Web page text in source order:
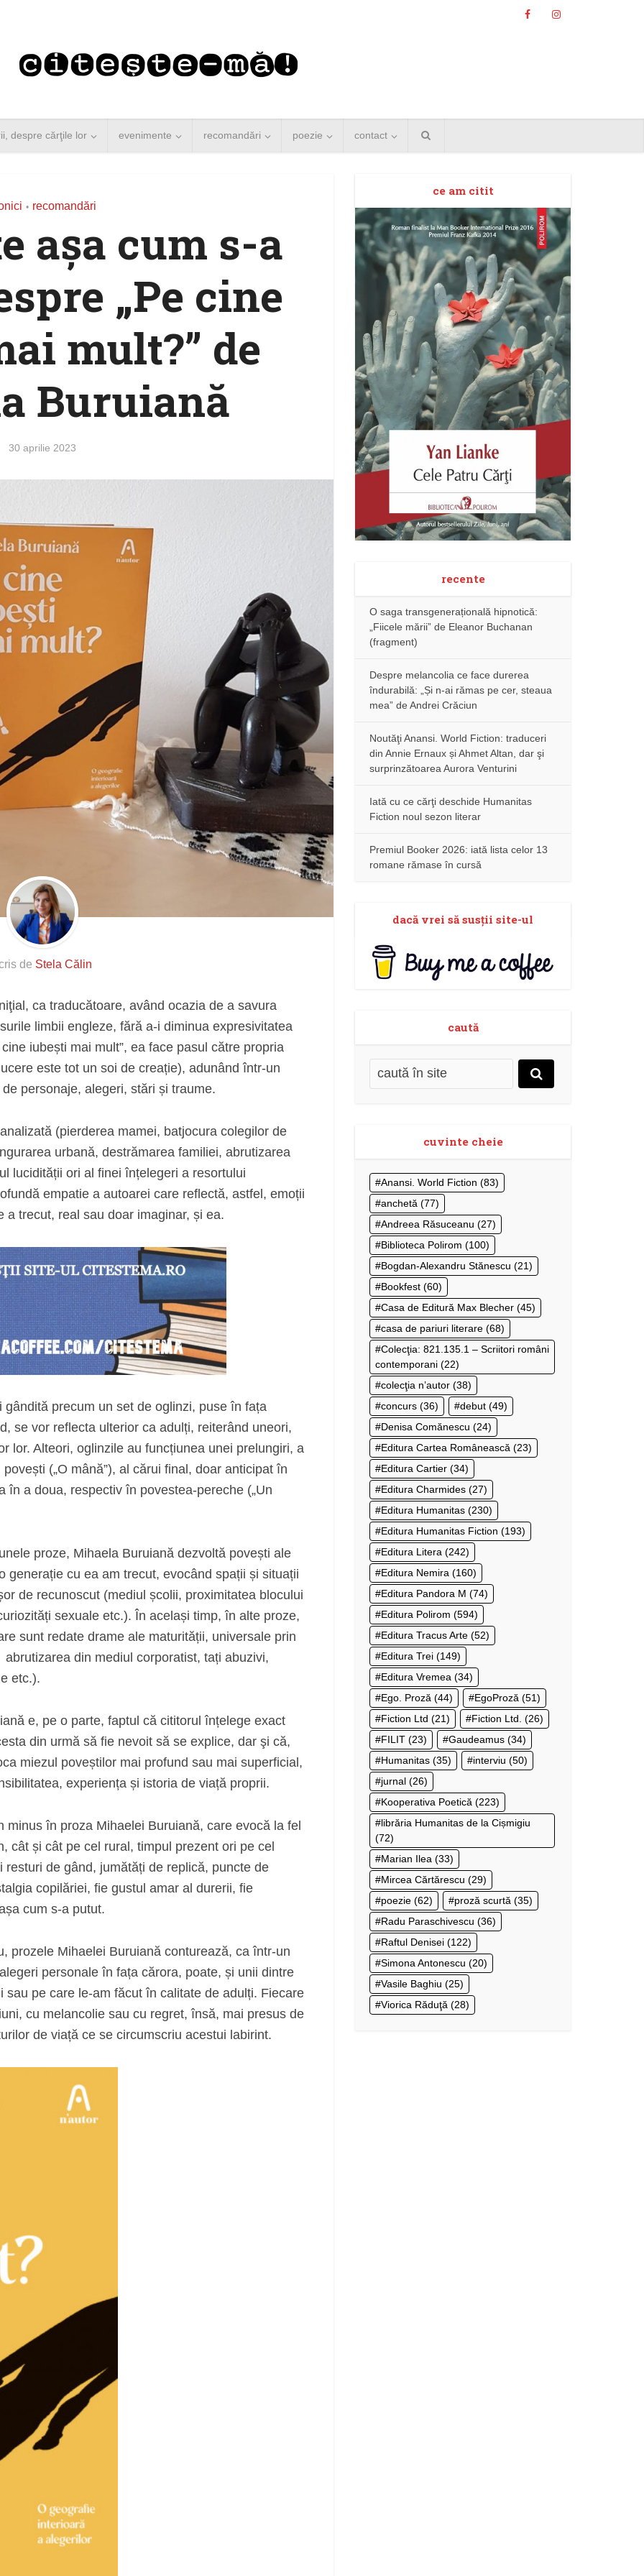
despre cărţile lor evenimente recomandări poezie contact
• recomandări
așa cum s-a
„Pe cine
mult?” de
Buruiană
30 aprilie 2023
de Stela Călin
ca traducătoare, având ocazia de a savura
limbii engleze, fără a-i diminua expresivitatea
iubești mai mult”, ea face pasul către propria
este tot un soi de creație), adunând într-un
personaje, alegeri, stări și traume.
(pierderea mamei, batjocura colegilor de
urbană, destrămarea familiei, abrutizarea
lucidității ori al finei înțelegeri a resortului
empatie a autoarei care reflectă, astfel, emoții
trecut, real sau doar imaginar, și ea.
precum un set de oglinzi, puse în fața
se vor reflecta ulterior ca adulți, reiterând uneori,
lor. Alteori, oglinzile au funcțiunea unei prelungiri, a
(„O mână”), al cărui final, doar anticipat în
în a doua, respectiv în povestea-pereche („Un
proze, Mihaela Buruiană dezvoltă povești ale
generație cu ea am trecut, evocând spații și situații
de recunoscut (mediul școlii, proximitatea blocului
sexuale etc.). În același timp, în alte proze,
sunt redate drame ale maturității, universale prin
din mediul corporatist, tați abuzivi,
etc.).
e, pe o parte, faptul că cititorul înțelege exact
din urmă să fie nevoit să se explice, dar şi că,
miezul poveștilor mai profund sau mai superficial,
experiența și istoria de viață proprii.
în proza Mihaelei Buruiană, care evocă la fel
cât și cât pe cel rural, timpul prezent ori pe cel
de gând, jumătăți de replică, puncte de
copilăriei, fie gustul amar al durerii, fie
cum s-a putut.
prozele Mihaelei Buruiană conturează, ca într-un
personale în fața cărora, poate, și unii dintre
pe care le-am făcut în calitate de adulți. Fiecare
cu melancolie sau cu regret, însă, mai presus de
de viață ce se circumscriu acestui labirint.
ce am citit
recente
O saga transgenerațională hipnotică:
„Fiicele mării” de Eleanor Buchanan
(fragment)
Despre melancolia ce face durerea
îndurabilă: „Și n-ai rămas pe cer, steaua
mea” de Andrei Crăciun
Noutăţi Anansi. World Fiction: traduceri
din Annie Ernaux și Ahmet Altan, dar şi
surprinzătoarea Aurora Venturini
Iată cu ce cărţi deschide Humanitas
Fiction noul sezon literar
Premiul Booker 2026: iată lista celor 13
romane rămase în cursă
dacă vrei să susţii site-ul
caută
cuvinte cheie
Anansi. World Fiction (83)
anchetă (77)
Andreea Răsuceanu (27)
Biblioteca Polirom (100)
Bogdan-Alexandru Stănescu (21)
Bookfest (60)
Casa de Editură Max Blecher (45)
casa de pariuri literare (68)
Colecţia: 821.135.1 – Scriitori români
contemporani (22)
colecţia n’autor (38)
concurs (36) debut (49)
Denisa Comănescu (24)
Editura Cartea Românească (23)
Editura Cartier (34)
Editura Charmides (27)
Editura Humanitas (230)
Editura Humanitas Fiction (193)
Editura Litera (242)
Editura Nemira (160)
Editura Pandora M (74)
Editura Polirom (594)
Editura Tracus Arte (52)
Editura Trei (149)
Editura Vremea (34)
Ego. Proză (44) EgoProză (51)
Fiction Ltd (21) Fiction Ltd. (26)
FILIT (23) Gaudeamus (34)
Humanitas (35) interviu (50)
jurnal (26)
Kooperativa Poetică (223)
librăria Humanitas de la Cișmigiu
(72)
Marian Ilea (33)
Mircea Cărtărescu (29)
poezie (62) proză scurtă (35)
Radu Paraschivescu (36)
Raftul Denisei (122)
Simona Antonescu (20)
Vasile Baghiu (25)
Viorica Răduţă (28)